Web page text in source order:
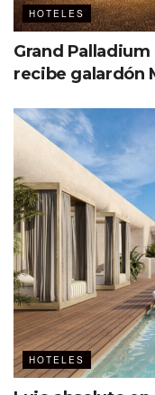
Conoce la lista
Etiquetas: MICHELIN
HOTELES
Grand Palladium
recibe galardón
HOTELES